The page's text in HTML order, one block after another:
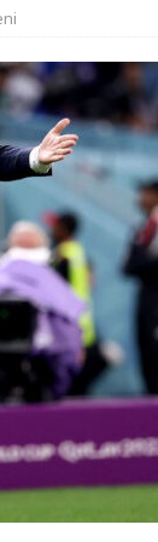
Vozači satima
29. srpnja 2018,
o Oluji: Hrvati